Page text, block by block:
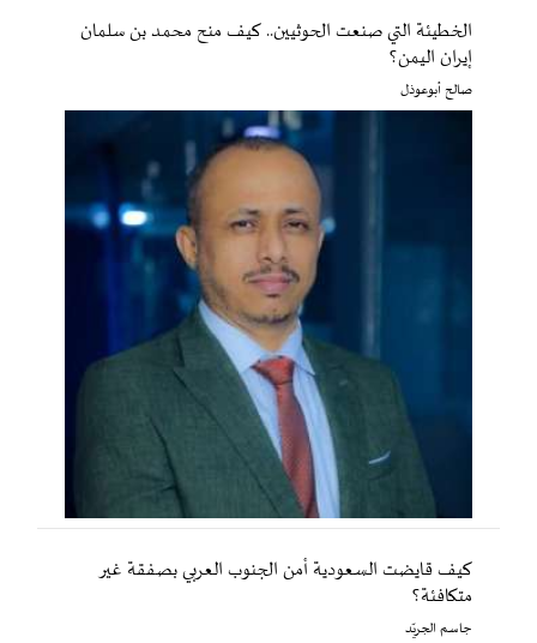
الخطيئة التي صنعت الحوثيين.. كيف منح محمد بن سلمان
إيران اليمن؟
صالح أبوعوذل
كيف قايضت السعودية أمن الجنوب العربي بصفقة غير
متكافئة؟
جاسم الجريّد